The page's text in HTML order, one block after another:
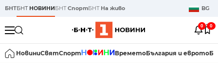
БНТБНТ НОВИНИБНТСпортБНТ На живо BG
0 0
НовиниСвятСпорт ВреметоБългария и еврото